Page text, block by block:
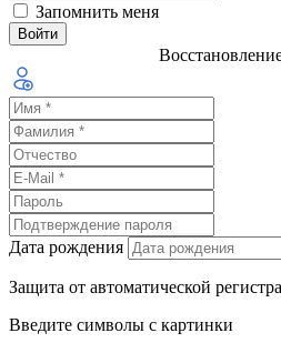
Запомнить меня
Дата рождения
Защита от автоматической
Введите символы с картинки